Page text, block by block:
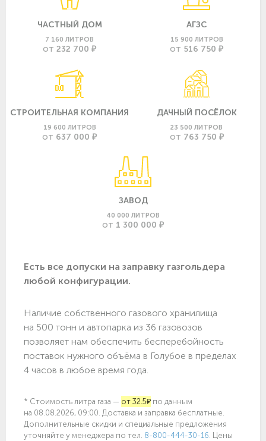
ЧАСТНЫЙ ДОМ
7 160 ЛИТРОВ
ОТ 232 700 ₽
АГЗС
15 900 ЛИТРОВ
ОТ 516 750 ₽
СТРОИТЕЛЬНАЯ КОМПАНИЯ
19 600 ЛИТРОВ
ОТ 637 000 ₽
ДАЧНЫЙ ПОСЁЛОК
23 500 ЛИТРОВ
ОТ 763 750 ₽
ЗАВОД
40 000 ЛИТРОВ
ОТ 1 300 000 ₽
Есть все допуски нa заправку газгольдера
любой конфигурации.
Наличие собственного газового хранилища
на 500 тонн и автопарка из 36 газовозов
позволяет нам обеспечить бесперебойность
поставок нужного объёма в Голубое в пределах
4 часов в любое время года.
* Стоимость литра газа — от 32.5₽ по данным
на 08.08.2026, 09:00. Доставка и заправка бесплатные.
Дополнительные скидки и специальные предложения
уточняйте у менеджера по тел. 8-800-444-30-16 . Цены